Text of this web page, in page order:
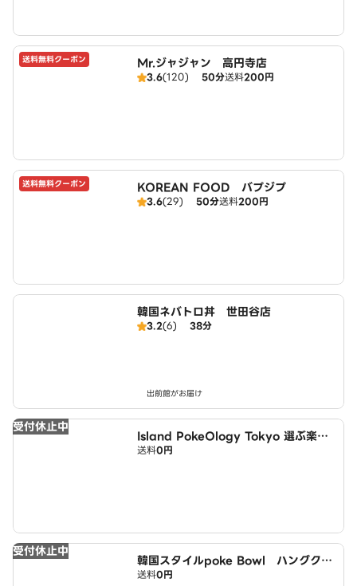
送料無料クーポン Mr.ジャジャン 高円寺店
3.6(120) 50分送料200円
送料無料クーポン KOREAN FOOD バプジプ
3.6(29) 50分送料200円
韓国ネバトロ丼 世田谷店
3.2(6) 38分
出前館がお届け
受付休止中
Island PokeOlogy Tokyo 選ぶ楽し
さ、整ううまさ 杉並店
送料0円
受付休止中
韓国スタイルpoke Bowl ハングクシ
クボキボウル 杉並店
送料0円